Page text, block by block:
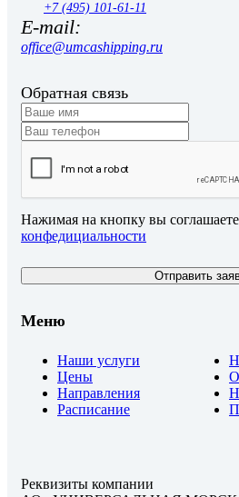
+7 (495) 101-61-11
E-mail:
office@umcashipping.ru
Реквизиты компании
Меню
Наши услуги
Цены
Направления
Расписание
Обратная связь
Отправить
Нажимая на кнопку вы
конфедициальности